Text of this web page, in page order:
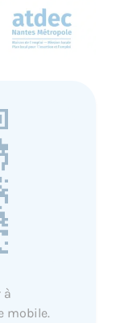
à
mobile.